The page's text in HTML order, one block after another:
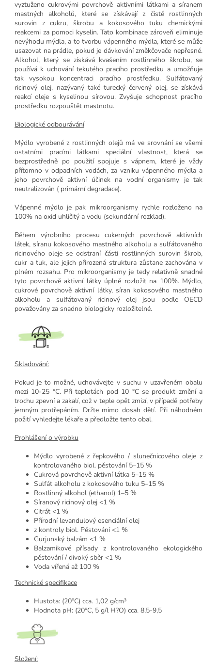
vyztuženo cukrovými povrchově aktivními látkami a síranem
mastných alkoholů, které se získávají z čistě rostlinných
surovin z cukru, škrobu a kokosového tuku chemickými
reakcemi za pomoci kyselin. Tato kombinace zároveň eliminuje
nevýhodu mýdla, a to tvorbu vápenného mýdla, které se může
usazovat na prádle, pokud je dávkování změkčovače nepřesné.
Alkohol, který se získává kvašením rostlinného škrobu, se
používá k uchování tekutého pracího prostředku a umožňuje
tak vysokou koncentraci pracího prostředku. Sulfátovaný
ricinový olej, nazývaný také turecký červený olej, se získává
reakcí oleje s kyselinou sírovou. Zvyšuje schopnost pracího
prostředku rozpouštět mastnotu.
Biologické odbourávání
Mýdlo vyrobené z rostlinných olejů má ve srovnání se všemi
ostatními pracími látkami speciální vlastnost, která se
bezprostředně po použití spojuje s vápnem, které je vždy
přítomno v odpadních vodách, za vzniku vápenného mýdla a
jeho povrchově aktivní účinek na vodní organismy je tak
neutralizován ( primární degradace).
Vápenné mýdlo je pak mikroorganismy rychle rozloženo na
100% na oxid uhličitý a vodu (sekundární rozklad).
Během výrobního procesu cukerných povrchově aktivních
látek, síranu kokosového mastného alkoholu a sulfátovaného
ricinového oleje se odstraní části rostlinných surovin škrob,
cukr a tuk, ale jejich přirozená struktura zůstane zachována v
plném rozsahu. Pro mikroorganismy je tedy relativně snadné
tyto povrchově aktivní látky úplně rozložit na 100%. Mýdlo,
cukrové povrchově aktivní látky, síran kokosového mastného
alkoholu a sulfátovaný ricinový olej jsou podle OECD
považovány za snadno biologicky rozložitelné.
Skladování:
Pokud je to možné, uchovávejte v suchu v uzavřeném obalu
mezi 10-25 °C. Při teplotách pod 10 °C se produkt změní a
trochu zpevní a zakalí, což v teple opět zmizí, v případě potřeby
jemným protřepáním. Držte mimo dosah dětí. Při náhodném
požití vyhledejte lékaře a předložte tento obal.
Prohlášení o výrobku
Mýdlo vyrobené z řepkového / slunečnicového oleje z
kontrolovaného biol. pěstování 5–15 %
Cukrová povrchově aktivní látka 5–15 %
Sulfát alkoholu z kokosového tuku 5–15 %
Rostlinný alkohol (ethanol) 1–5 %
Síranový ricinový olej <1 %
Citrát <1 %
Přírodní levandulový esenciální olej
z kontroly biol. Pěstování <1 %
Gurjunský balzám <1 %
Balzamikové přísady z kontrolovaného ekologického
pěstování / divoký sběr <1 %
Voda vířená až 100 %
Technické specifikace
Hustota: (20°C) cca. 1,02 g/cm³
Hodnota pH: (20°C, 5 g/l H?O) cca. 8,5-9,5
Složení: